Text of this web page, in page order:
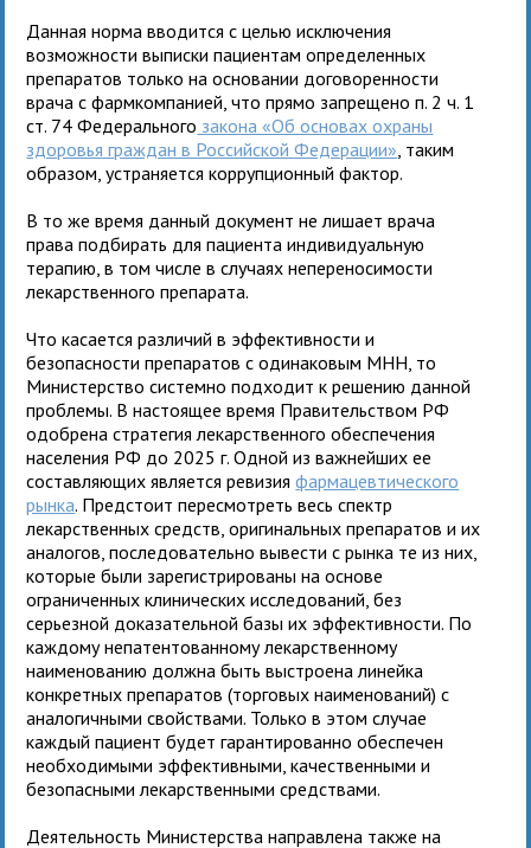
Данная норма вводится с целью исключения
возможности выписки пациентам определенных
препаратов только на основании договоренности
врача с фармкомпанией, что прямо запрещено п. 2 ч. 1
ст. 74 Федерального закона «Об основах охраны
здоровья граждан в Российской Федерации» , таким
образом, устраняется коррупционный фактор.
В то же время данный документ не лишает врача
права подбирать для пациента индивидуальную
терапию, в том числе в случаях непереносимости
лекарственного препарата.
Что касается различий в эффективности и
безопасности препаратов с одинаковым МНН, то
Министерство системно подходит к решению данной
проблемы. В настоящее время Правительством РФ
одобрена стратегия лекарственного обеспечения
населения РФ до 2025 г. Одной из важнейших ее
составляющих является ревизияфармацевтического
рынка. Предстоит пересмотреть весь спектр
лекарственных средств, оригинальных препаратов и их
аналогов, последовательно вывести с рынка те из них,
которые были зарегистрированы на основе
ограниченных клинических исследований, без
серьезной доказательной базы их эффективности. По
каждому непатентованному лекарственному
наименованию должна быть выстроена линейка
конкретных препаратов (торговых наименований) с
аналогичными свойствами. Только в этом случае
каждый пациент будет гарантированно обеспечен
необходимыми эффективными, качественными и
безопасными лекарственными средствами.
Деятельность Министерства направлена также на